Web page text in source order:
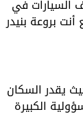
السيارات في
بروعة بنيدر
يقدر السكان
الكبيرة